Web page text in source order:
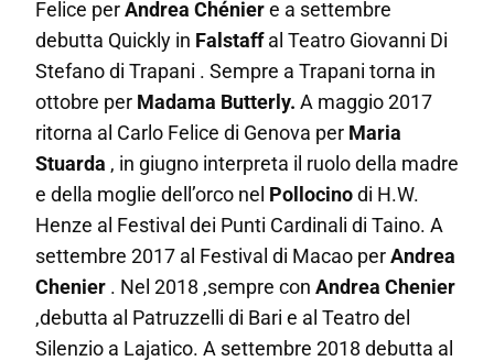
Felice perAndrea Chéniere a settembre
debutta Quickly in Falstaffal Teatro Giovanni Di
Stefano di Trapani . Sempre a Trapani torna in
ottobre per Madama Butterly. A maggio 2017
ritorna al Carlo Felice di Genova per Maria
Stuarda , in giugno interpreta il ruolo della madre
e della moglie dell’orco nel Pollocinodi H.W.
Henze al Festival dei Punti Cardinali di Taino. A
settembre 2017 al Festival di Macao perAndrea
Chenier . Nel 2018 ,sempre con Andrea Chenier
,debutta al Patruzzelli di Bari e al Teatro del
Silenzio a Lajatico. A settembre 2018 debutta al